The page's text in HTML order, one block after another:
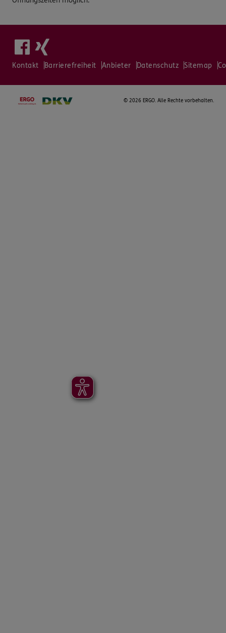
Kontakt Barrierefreiheit Anbieter Datenschutz Sitemap
© 2026 ERGO. Alle Rechte vorbehalten.